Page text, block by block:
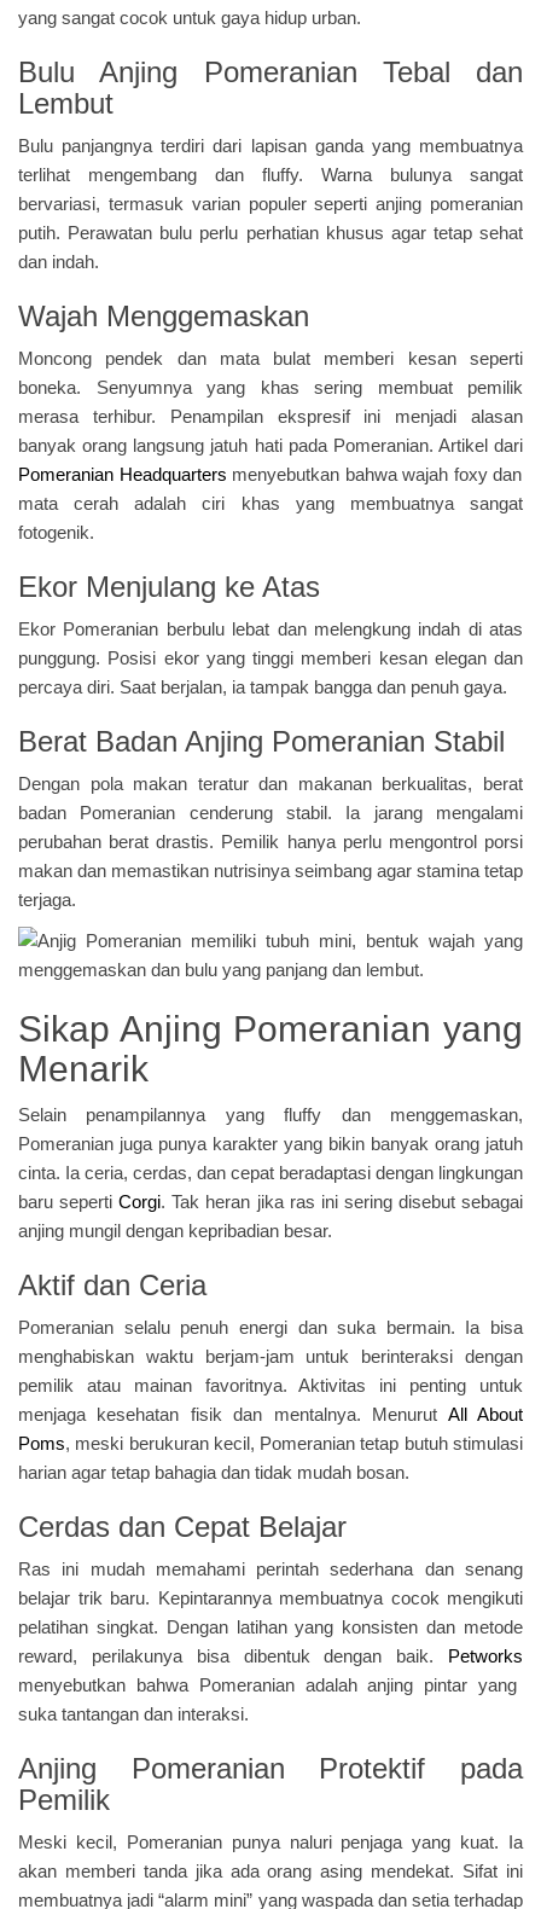
yang sangat cocok untuk gaya hidup urban.
Bulu Anjing Pomeranian Tebal dan
Lembut
Bulu panjangnya terdiri dari lapisan ganda yang membuatnya
terlihat mengembang dan fluffy. Warna bulunya sangat
bervariasi, termasuk varian populer seperti anjing pomeranian
putih. Perawatan bulu perlu perhatian khusus agar tetap sehat
dan indah.
Wajah Menggemaskan
Moncong pendek dan mata bulat memberi kesan seperti
boneka. Senyumnya yang khas sering membuat pemilik
merasa terhibur. Penampilan ekspresif ini menjadi alasan
banyak orang langsung jatuh hati pada Pomeranian. Artikel dari
Pomeranian Headquarters menyebutkan bahwa wajah foxy dan
mata cerah adalah ciri khas yang membuatnya sangat
fotogenik.
Ekor Menjulang ke Atas
Ekor Pomeranian berbulu lebat dan melengkung indah di atas
punggung. Posisi ekor yang tinggi memberi kesan elegan dan
percaya diri. Saat berjalan, ia tampak bangga dan penuh gaya.
Berat Badan Anjing Pomeranian Stabil
Dengan pola makan teratur dan makanan berkualitas, berat
badan Pomeranian cenderung stabil. Ia jarang mengalami
perubahan berat drastis. Pemilik hanya perlu mengontrol porsi
makan dan memastikan nutrisinya seimbang agar stamina tetap
terjaga.
Sikap Anjing Pomeranian yang
Menarik
Selain penampilannya yang fluffy dan menggemaskan,
Pomeranian juga punya karakter yang bikin banyak orang jatuh
cinta. Ia ceria, cerdas, dan cepat beradaptasi dengan lingkungan
baru sepertiCorgi. Tak heran jika ras ini sering disebut sebagai
anjing mungil dengan kepribadian besar.
Aktif dan Ceria
Pomeranian selalu penuh energi dan suka bermain. Ia bisa
menghabiskan waktu berjam-jam untuk berinteraksi dengan
pemilik atau mainan favoritnya. Aktivitas ini penting untuk
menjaga kesehatan fisik dan mentalnya. Menurut All About
Poms, meski berukuran kecil, Pomeranian tetap butuh stimulasi
harian agar tetap bahagia dan tidak mudah bosan.
Cerdas dan Cepat Belajar
Ras ini mudah memahami perintah sederhana dan senang
belajar trik baru. Kepintarannya membuatnya cocok mengikuti
pelatihan singkat. Dengan latihan yang konsisten dan metode
reward, perilakunya bisa dibentuk dengan baik. Petworks
menyebutkan bahwa Pomeranian adalah anjing pintar yang
suka tantangan dan interaksi.
Anjing Pomeranian Protektif pada
Pemilik
Meski kecil, Pomeranian punya naluri penjaga yang kuat. Ia
akan memberi tanda jika ada orang asing mendekat. Sifat ini
membuatnya jadi “alarm mini” yang waspada dan setia terhadap